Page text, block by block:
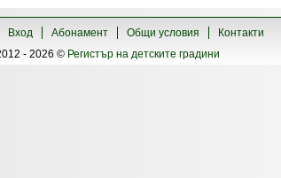
Вход Абонамент Общи условия
Контакти
- 2026 © Регистър на детските градини